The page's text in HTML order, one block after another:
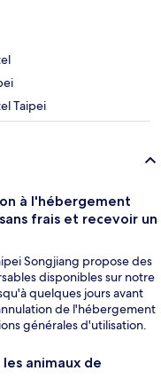
Taipei
à l'hébergement
frais et recevoir un
Songjiang propose des
disponibles sur notre
quelques jours avant
de l'hébergement
générales d'utilisation.
animaux de